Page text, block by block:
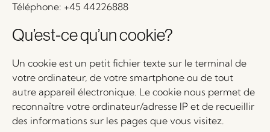
Téléphone: +45 44226888
Qu’est-ce qu’un cookie?
Un cookie est un petit fichier texte sur le terminal de
votre ordinateur, de votre smartphone ou de tout
autre appareil électronique. Le cookie nous permet de
reconnaître votre ordinateur/adresse IP et de recueillir
des informations sur les pages que vous visitez.